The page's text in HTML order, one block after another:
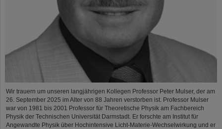
Wir trauern um unseren langjährigen Kollegen Professor Peter Mulser, der am
26. September 2025 im Alter von 88 Jahren verstorben ist. Professor Mulser
war von 1981 bis 2001 Professor für Theoretische Physik am Fachbereich
Physik der Technischen Universität Darmstadt. Er forschte am Institut für
Angewandte Physik über Hochintensive Licht-Materie-Wechselwirkung und er